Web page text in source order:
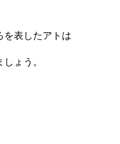
を表したアトは
ょう。